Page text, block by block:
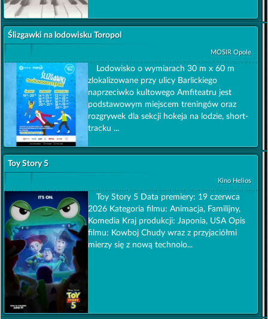
Ślizgawki na lodowisku Toropol
MOSIR Opole
Lodowisko o wymiarach 30 m x 60 m
zlokalizowane przy ulicy Barlickiego
naprzeciwko kultowego Amfiteatru jest
podstawowym miejscem treningów oraz
rozgrywek dla sekcji hokeja na lodzie, short-
tracku ...
Toy Story 5
Kino Helios
Toy Story 5 Data premiery: 19 czerwca
2026 Kategoria filmu: Animacja, Familijny,
Komedia Kraj produkcji: Japonia, USA Opis
filmu: Kowboj Chudy wraz z przyjaciółmi
mierzy się z nową technolo...